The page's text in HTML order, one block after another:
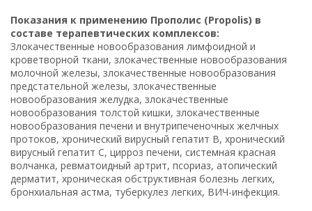
Показания к применению Прополис (Propolis) в
составе терапевтических комплексов:
Злокачественные новообразования лимфоидной и
кроветворной ткани, злокачественные новообразования
молочной железы, злокачественные новообразования
предстательной железы, злокачественные
новообразования желудка, злокачественные
новообразования толстой кишки, злокачественные
новообразования печени и внутрипеченочных желчных
протоков, хронический вирусный гепатит B, хронический
вирусный гепатит C, цирроз печени, системная красная
волчанка, ревматоидный артрит, псориаз, атопический
дерматит, хроническая обструктивная болезнь легких,
бронхиальная астма, туберкулез легких, ВИЧ-инфекция.